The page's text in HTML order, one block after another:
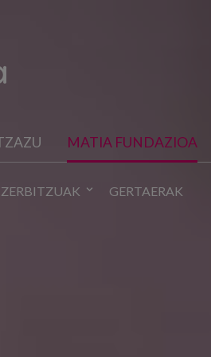
MATIA FUNDAZIOA
ZERBITZUAK GERTAERAK